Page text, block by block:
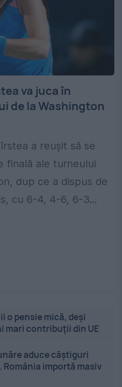
va juca în
de la Washington
a reușit să se
finală ale turneului
dup ce a dispus de
cu 6-4, 4-6, 6-3...
o pensie mică, deși
mari contribuții din UE
aduce câștiguri
importă masiv